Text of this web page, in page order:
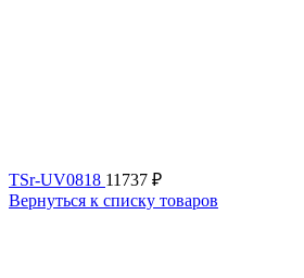
TSr-UV0818 11737 ₽
Вернуться к списку товаров